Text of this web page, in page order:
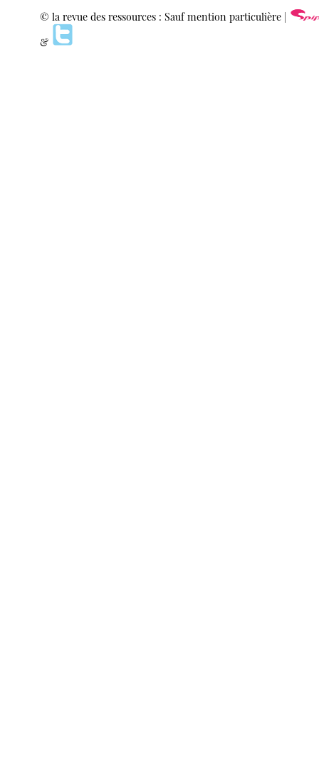
© la revue des ressources : Sauf mention particulière |
&